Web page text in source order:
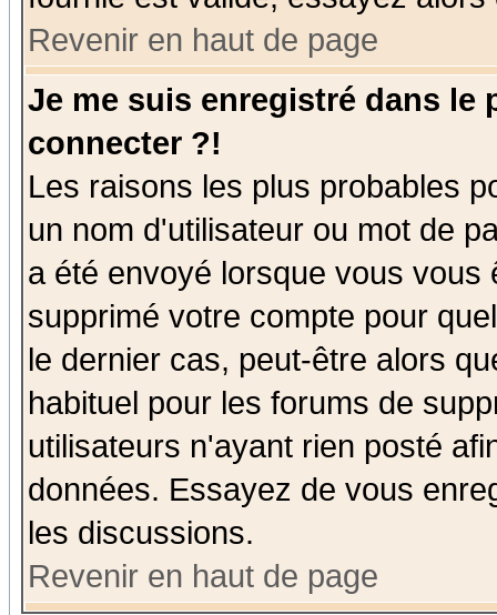
Revenir en haut de page
Je me suis enregistré dans le
connecter ?!
Les raisons les plus probables
un nom d'utilisateur ou mot de
a été envoyé lorsque vous
supprimé votre compte pour
le dernier cas, peut-être alors
habituel pour les forums de
utilisateurs n'ayant rien posté
données. Essayez de vous
les discussions.
Revenir en haut de page